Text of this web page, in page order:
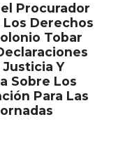
Procurador
Los Derechos
Tobar
Y
Sobre Los
Para Las